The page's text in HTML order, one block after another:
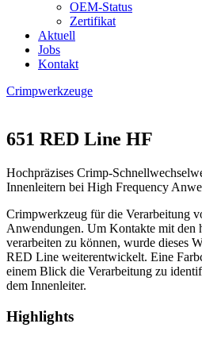
OEM-Status
Zertifikat
Aktuell
Jobs
Kontakt
Crimpwerkzeuge
651 RED Line HF
Hochpräzises Crimp-
Innenleitern bei High Frequency
Crimpwerkzeug für die Verarbeitung
Anwendungen. Um Kontakte mit den
verarbeiten zu können, wurde dieses
RED Line weiterentwickelt. Eine
einem Blick die Verarbeitung zu
dem Innenleiter.
Highlights